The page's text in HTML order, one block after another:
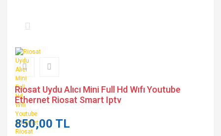
Riosat Uydu Alıcı Mini Full Hd Wıfı Youtube
Ethernet Riosat Smart Iptv
850,00 TL